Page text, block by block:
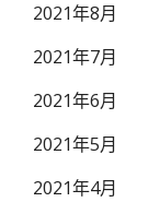
2021年8月
2021年7月
2021年6月
2021年5月
2021年4月